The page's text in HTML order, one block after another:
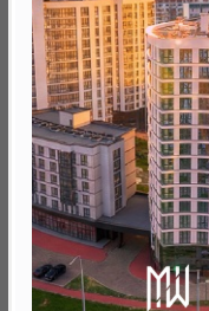
29.1
"Северная
нет в продаже
Минск,
метро